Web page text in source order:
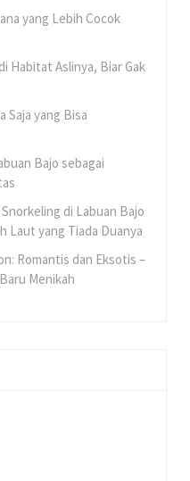
yang Lebih Cocok
Habitat Aslinya, Biar Gak
Saja yang Bisa
Bajo sebagai
di Labuan Bajo
Laut yang Tiada Duanya
Romantis dan Eksotis –
Menikah